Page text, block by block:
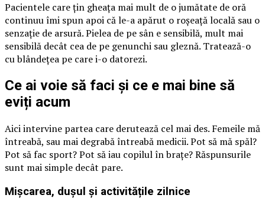
Pacientele care țin gheața mai mult de o jumătate de oră
continuu îmi spun apoi că le-a apărut o roșeață locală sau o
senzație de arsură. Pielea de pe sân e sensibilă, mult mai
sensibilă decât cea de pe genunchi sau gleznă. Tratează-o
cu blândețea pe care i-o datorezi.
Ce ai voie să faci și ce e mai bine să
eviți acum
Aici intervine partea care derutează cel mai des. Femeile mă
întreabă, sau mai degrabă întreabă medicii. Pot să mă spăl?
Pot să fac sport? Pot să iau copilul în brațe? Răspunsurile
sunt mai simple decât pare.
Mișcarea, dușul și activitățile zilnice